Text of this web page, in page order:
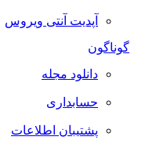
آپدیت آنتی ویروس
گوناگون
دانلود مجله
حسابداری
پشتیبان اطلاعات